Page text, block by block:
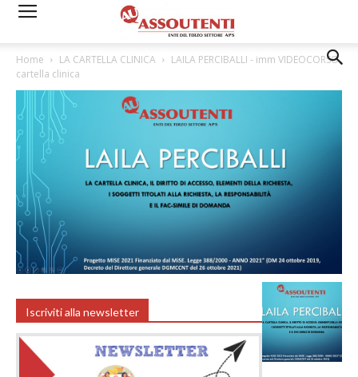
Home LA CARTELLA CLINICA
LAILA PERCIBALLI - imm VIDEOCORSO
cartella clinica
Iscriviti alla newsletter